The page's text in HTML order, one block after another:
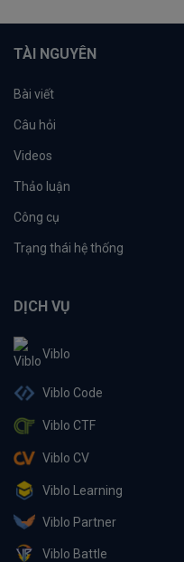
TÀI NGUYÊN
Bài viết
Câu hỏi
Videos
Thảo luận
Công cụ
Trạng thái hệ thống
DỊCH VỤ
Viblo
Viblo Code
Viblo CTF
Viblo CV
Viblo Learning
Viblo Partner
Viblo Battle